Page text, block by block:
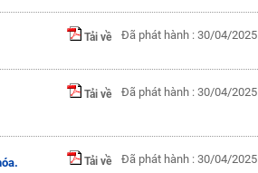
Tải về Đã phát hành : 30/04/2025
Tải về Đã phát hành : 30/04/2025
Tải về Đã phát hành : 30/04/2025